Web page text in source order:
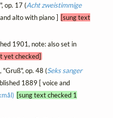
op. 17 (Acht zweistimmige
alto with piano ] [sung text
1901, note: also set in
yet checked]
op. 48 (Seks sanger
1889 [ voice and
[sung text checked 1